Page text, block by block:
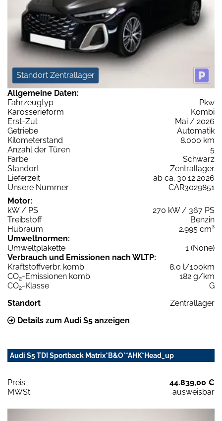
Standort Zentrallager
Allgemeine Daten:
Fahrzeugtyp
Pkw
Karosserieform
Kombi
Erst-Zul.
Mai / 2026
Getriebe
Automatik
Kilometerstand
8.000 km
Anzahl der Türen
5
Farbe
Schwarz
Standort
Zentrallager
Lieferzeit
ab ca. 30.12.2026
Unsere Nummer
CAR3029851
Motor:
kW / PS
270 kW / 367 PS
Treibstoff
Benzin
Hubraum
2.995 cm³
Umweltnormen:
Umweltplakette
1 (None)
Verbrauch und Emissionen nach WLTP:
Kraftstoffverbr. komb.
8,0 l/100km
CO2-Emissionen komb.
182 g/km
CO2-Klasse
G
Standort
Zentrallager
Details zum Audi S5 anzeigen
Audi S5 TDI Sportback Matrix*B&O**AHK*Head_up
Preis:
44.839,00 €
MWSt:
ausweisbar